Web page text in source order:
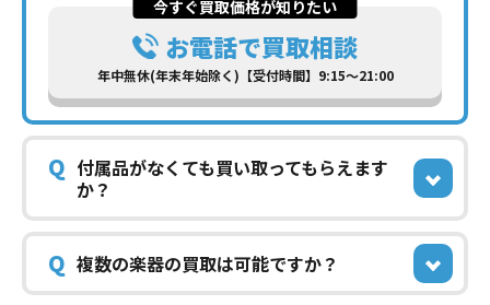
今すぐ買取価格が知りたい
お電話で買取相談
年中無休(年末年始除く)【受付時間】9:15～21:00
Q 付属品がなくても買い取ってもらえます
か？
Q 複数の楽器の買取は可能ですか？